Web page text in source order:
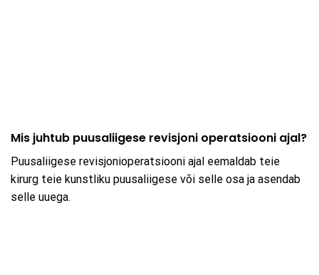
Mis juhtub puusaliigese revisjoni operatsiooni ajal?
Puusaliigese revisjonioperatsiooni ajal eemaldab teie
kirurg teie kunstliku puusaliigese või selle osa ja asendab
selle uuega.